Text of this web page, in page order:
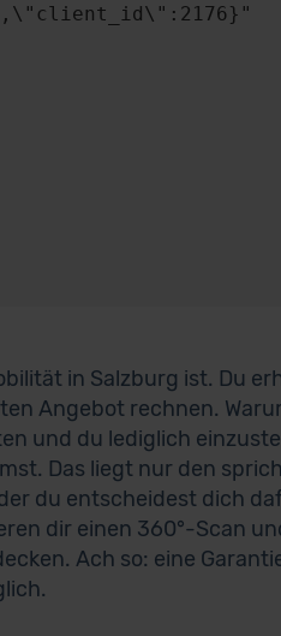
in Salzburg ist. Du
Angebot rechnen.
und du lediglich
Das liegt nur den
du entscheidest dich
dir einen 360°-Scan
Ach so: eine